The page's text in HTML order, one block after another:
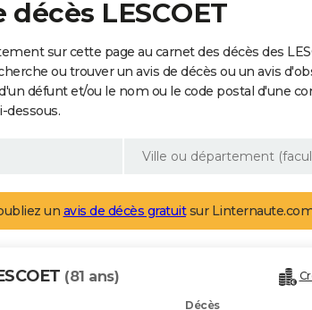
décès LESCOET
sur cette page au carnet des décès des
ou trouver un avis de décès ou un avis
défunt et/ou le nom ou le code postal d'une
dessous.
un avis de décès gratuitsur
(81 ans)
Décès